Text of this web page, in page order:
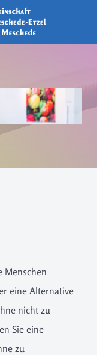
Menschen
eine Alternative
nicht zu
Sie eine
zu